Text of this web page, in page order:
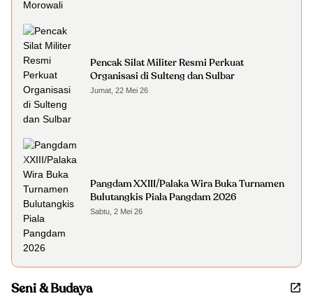
Pencak Silat Militer Resmi Perkuat
Organisasi di Sulteng dan Sulbar
Jumat, 22 Mei 26
Pangdam XXIII/Palaka Wira Buka Turnamen
Bulutangkis Piala Pangdam 2026
Sabtu, 2 Mei 26
Seni & Budaya